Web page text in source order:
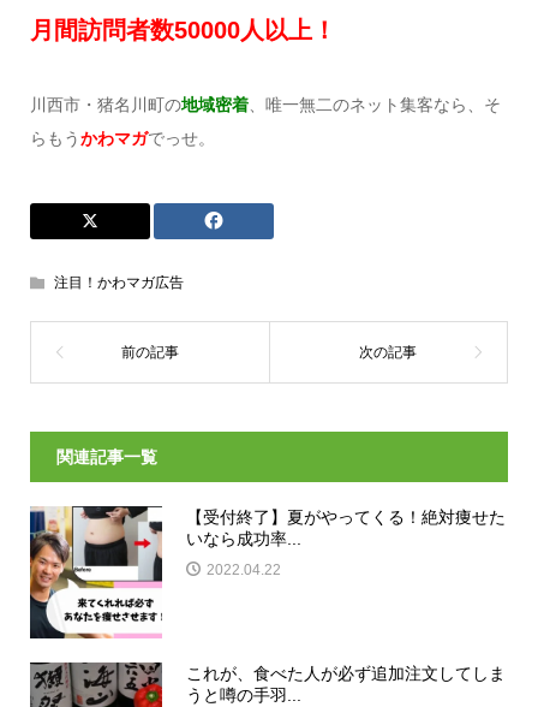
月間訪問者数50000人以上！
川西市・猪名川町の地域密着、唯一無二のネット集客なら、そ
らもうかわマガでっせ。
注目！かわマガ広告
関連記事一覧
【受付終了】夏がやってくる！絶対痩せた
いなら成功率...
2022.04.22
これが、食べた人が必ず追加注文してしま
うと噂の手羽...